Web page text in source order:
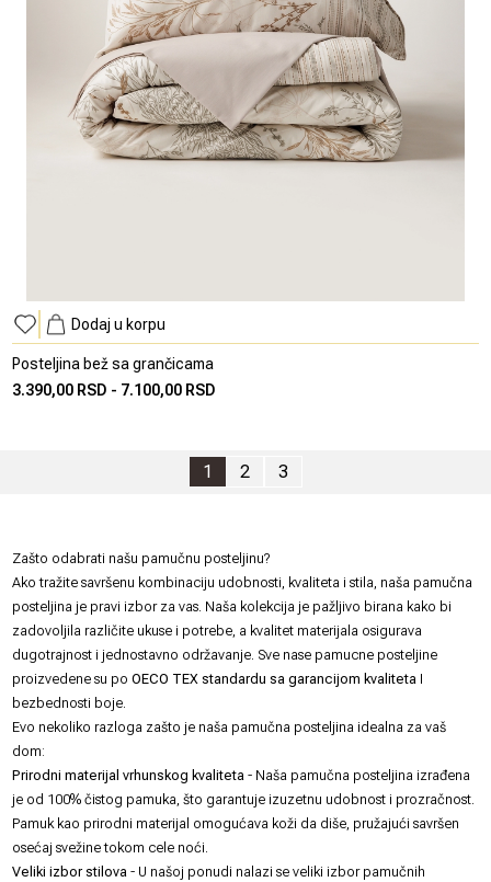
Dodaj u korpu
Posteljina bež sa grančicama
3.390,00 RSD - 7.100,00 RSD
1 2 3
Zašto odabrati našu pamučnu posteljinu?
Ako tražite savršenu kombinaciju udobnosti, kvaliteta i stila, naša pamučna
posteljina je pravi izbor za vas. Naša kolekcija je pažljivo birana kako bi
zadovoljila različite ukuse i potrebe, a kvalitet materijala osigurava
dugotrajnost i jednostavno održavanje. Sve nase pamucne posteljine
proizvedene su poOECO TEX standardu sa garancijom kvaliteta I
bezbednosti boje.
Evo nekoliko razloga zašto je naša pamučna posteljina idealna za vaš
dom:
Prirodni materijal vrhunskog kvaliteta - Naša pamučna posteljina izrađena
je od 100% čistog pamuka, što garantuje izuzetnu udobnost i prozračnost.
Pamuk kao prirodni materijal omogućava koži da diše, pružajući savršen
osećaj svežine tokom cele noći.
Veliki izbor stilova - U našoj ponudi nalazi se veliki izbor pamučnih